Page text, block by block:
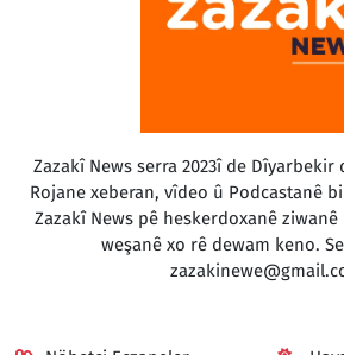
Zazakî News serra 2023î de Dîyarbekir
Rojane xeberan, vîdeo û Podcastanê
Zazakî News pê heskerdoxanê
weşanê xo rê dewam keno.